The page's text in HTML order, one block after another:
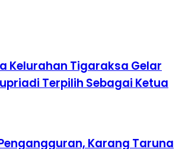
Kelurahan Tigaraksa Gelar
Terpilih Sebagai Ketua
Karang Taruna